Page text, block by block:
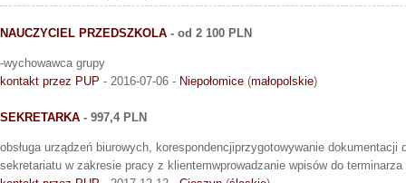
NAUCZYCIEL PRZEDSZKOLA - od 2 100 PLN
-wychowawca grupy
kontakt przez PUP - 2016-07-06 - Niepołomice (małopolskie)
SEKRETARKA - 997,4 PLN
obsługa urządzeń biurowych, korespondencjiprzygotowywanie dokumentacji
sekretariatu w zakresie pracy z klientemwprowadzanie wpisów do terminarza